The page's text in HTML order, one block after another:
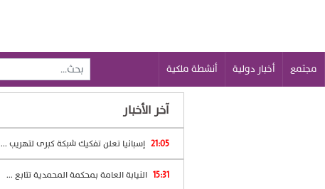
مجتمع أخبار دولية أنشطة ملكية
آخر الأخبار
21:05 إسبانيا تعلن تفكيك شبكة كبرى لتهريب ...
15:31 النيابة العامة بمحكمة المحمدية تتابع ...